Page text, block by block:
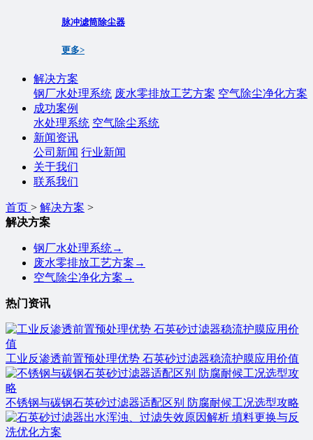
脉冲滤筒除尘器
更多>
解决方案
钢厂水处理系统 废水零排放工艺方案 空气除尘净化方案
成功案例
水处理系统 空气除尘系统
新闻资讯
公司新闻 行业新闻
关于我们
联系我们
首页 > 解决方案 >
解决方案
钢厂水处理系统→
废水零排放工艺方案 →
空气除尘净化方案 →
热门资讯
工业反渗透前置预处理优势 石英砂过滤器稳流护膜应用价值
不锈钢与碳钢石英砂过滤器适配区别 防腐耐候工况选型攻略